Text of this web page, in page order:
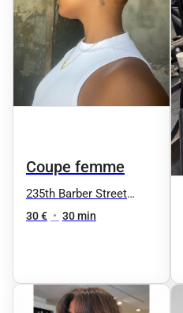
Coupe femme
235th Barber Street
Nation
30 € • 30 min